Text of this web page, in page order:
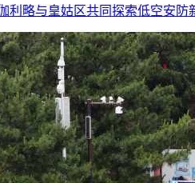
利略与皇姑区共同探索低空安防